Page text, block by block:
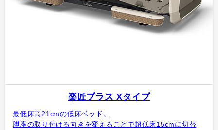
楽匠プラス Xタイプ
最低床高21cmの低床ベッド。
脚座の取り付ける向きを変えることで超低床15cmに切替